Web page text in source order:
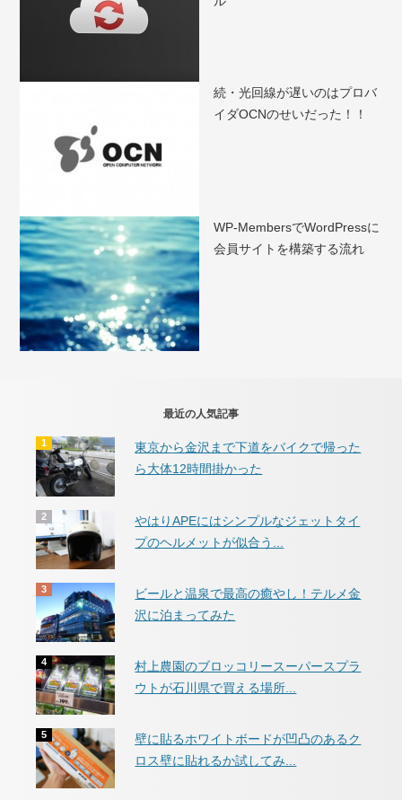
続・光回線が遅いのはプロバ
イダOCNのせいだった！！
WP-MembersでWordPressに
会員サイトを構築する流れ
最近の人気記事
東京から金沢まで下道をバイクで帰った
ら大体12時間掛かった
やはりAPEにはシンプルなジェットタイ
プのヘルメットが似合う...
ビールと温泉で最高の癒やし！テルメ金
沢に泊まってみた
村上農園のブロッコリースーパースプラ
ウトが石川県で買える場所...
壁に貼るホワイトボードが凹凸のあるク
ロス壁に貼れるか試してみ...